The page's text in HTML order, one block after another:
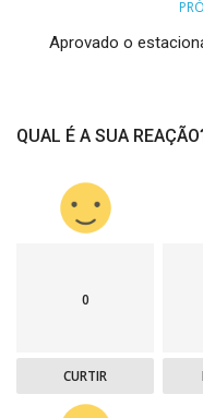
Aprovado o
QUAL É A SUA
0
CURTIR